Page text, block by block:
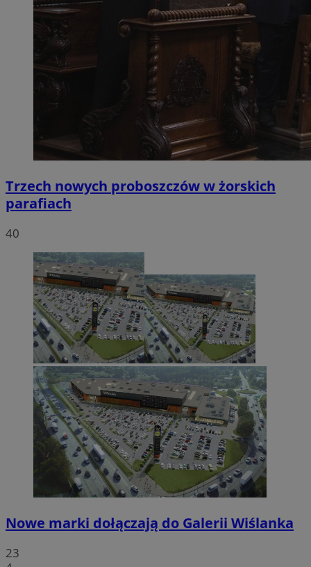
Trzech nowych proboszczów w żorskich
parafiach
40
Nowe marki dołączają do Galerii Wiślanka
23